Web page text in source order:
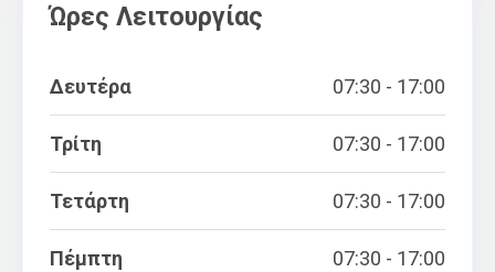
Ώρες Λειτουργίας
Δευτέρα 07:30 - 17:00
Τρίτη 07:30 - 17:00
Τετάρτη 07:30 - 17:00
Πέμπτη 07:30 - 17:00